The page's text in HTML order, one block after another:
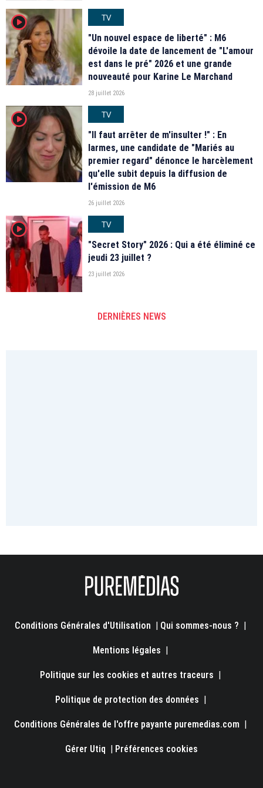
player2
TV
"Un nouvel espace de liberté" : M6
dévoile la date de lancement de "L'amour
est dans le pré" 2026 et une grande
nouveauté pour Karine Le Marchand
28 juillet 2026
player2
TV
"Il faut arrêter de m'insulter !" : En
larmes, une candidate de "Mariés au
premier regard" dénonce le harcèlement
qu'elle subit depuis la diffusion de
l'émission de M6
26 juillet 2026
player2
TV
"Secret Story" 2026 : Qui a été éliminé ce
jeudi 23 juillet ?
23 juillet 2026
DERNIÈRES NEWS
Conditions Générales d'Utilisation Qui sommes-nous ?
Mentions légales
Politique sur les cookies et autres traceurs
Politique de protection des données
Conditions Générales de l'offre payante puremedias.com
Gérer Utiq Préférences cookies